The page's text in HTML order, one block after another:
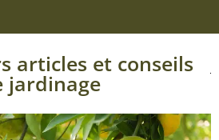
articles et conseils
jardinage